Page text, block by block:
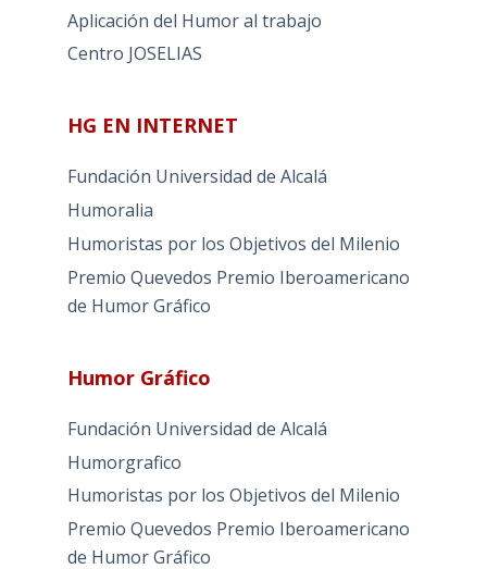
Aplicación del Humor al trabajo
Centro JOSELIAS
HG EN INTERNET
Fundación Universidad de Alcalá
Humoralia
Humoristas por los Objetivos del Milenio
Premio Quevedos Premio Iberoamericano
de Humor Gráfico
Humor Gráfico
Fundación Universidad de Alcalá
Humorgrafico
Humoristas por los Objetivos del Milenio
Premio Quevedos Premio Iberoamericano
de Humor Gráfico